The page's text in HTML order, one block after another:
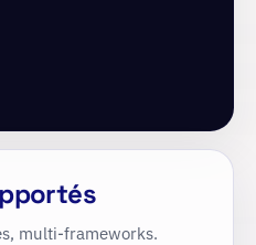
multi-frameworks.